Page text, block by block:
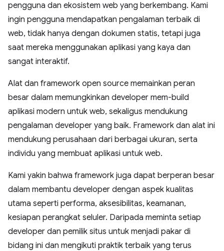
pengguna dan ekosistem web yang berkembang. Kami
ingin pengguna mendapatkan pengalaman terbaik di
web, tidak hanya dengan dokumen statis, tetapi juga
saat mereka menggunakan aplikasi yang kaya dan
sangat interaktif.
Alat dan framework open source memainkan peran
besar dalam memungkinkan developer mem-build
aplikasi modern untuk web, sekaligus mendukung
pengalaman developer yang baik. Framework dan alat ini
mendukung perusahaan dari berbagai ukuran, serta
individu yang membuat aplikasi untuk web.
Kami yakin bahwa framework juga dapat berperan besar
dalam membantu developer dengan aspek kualitas
utama seperti performa, aksesibilitas, keamanan,
kesiapan perangkat seluler. Daripada meminta setiap
developer dan pemilik situs untuk menjadi pakar di
bidang ini dan mengikuti praktik terbaik yang terus